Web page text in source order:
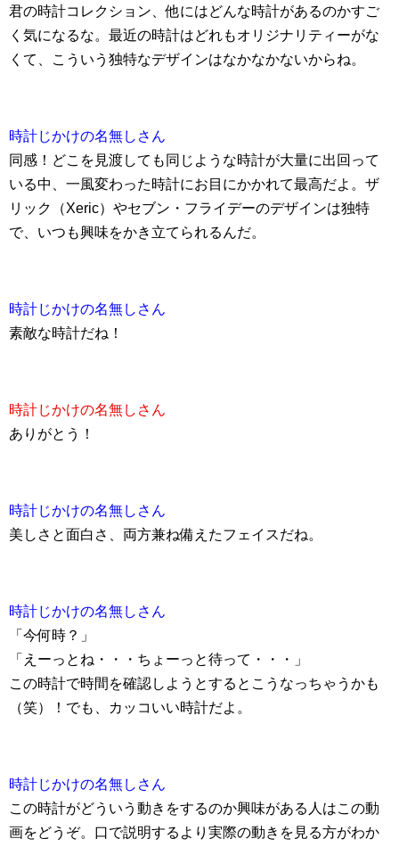
君の時計コレクション、他にはどんな時計があるのかすご
く気になるな。最近の時計はどれもオリジナリティーがな
くて、こういう独特なデザインはなかなかないからね。
時計じかけの名無しさん
同感！どこを見渡しても同じような時計が大量に出回って
いる中、一風変わった時計にお目にかかれて最高だよ。ザ
リック（Xeric）やセブン・フライデーのデザインは独特
で、いつも興味をかき立てられるんだ。
時計じかけの名無しさん
素敵な時計だね！
時計じかけの名無しさん
ありがとう！
時計じかけの名無しさん
美しさと面白さ、両方兼ね備えたフェイスだね。
時計じかけの名無しさん
「今何時？」
「えーっとね・・・ちょーっと待って・・・」
この時計で時間を確認しようとするとこうなっちゃうかも
（笑）！でも、カッコいい時計だよ。
時計じかけの名無しさん
この時計がどういう動きをするのか興味がある人はこの動
画をどうぞ。口で説明するより実際の動きを見る方がわか